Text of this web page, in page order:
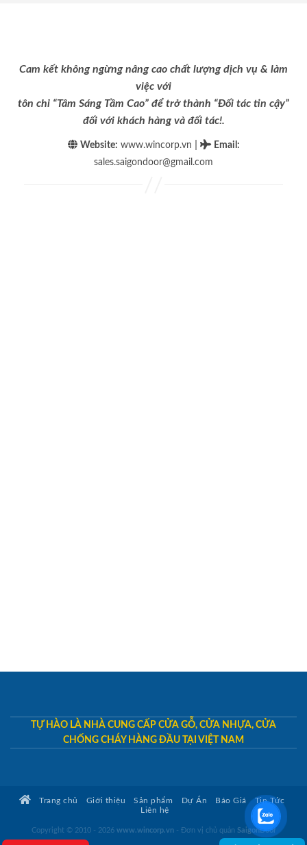
Cam kết không ngừng nâng cao chất lượng dịch vụ & làm
việc với
tôn chỉ “Tâm Sáng Tầm Cao” để trở thành “Đối tác tin cậy”
đối với khách hàng và đối tác!.
Website: www.wincorp.vn Email :
sales.saigondoor@gmail.com
TỰ HÀO LÀ NHÀ CUNG CẤP CỬA GỖ, CỬA NHỰA, CỬA
CHỐNG CHÁY HÀNG ĐẦU TẠI VIỆT NAM
Trang chủ Giới thiệu Sản phẩm Dự Án Báo Giá
Tin Tức
Liên hệ
Copyright © 2010 - 2026 www.wincorp.vn- Đơn vị chủ quản SaigonDoor